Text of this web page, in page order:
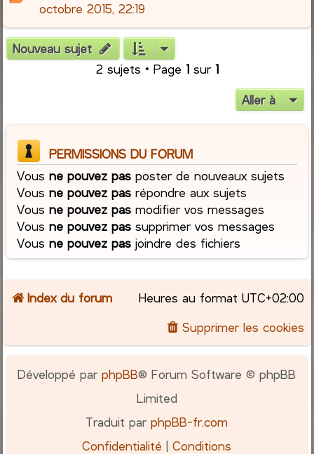
octobre 2015, 22:19
Nouveau sujet
2 sujets • Page 1sur 1
Aller à
PERMISSIONS DU FORUM
Vousne pouvez pas poster de nouveaux sujets
Vousne pouvez pas répondre aux sujets
Vousne pouvez pas modifier vos messages
Vousne pouvez pas supprimer vos messages
Vousne pouvez pas joindre des fichiers
Index du forum Heures au format UTC+02:00
Supprimer les cookies
Développé parphpBB® Forum Software © phpBB
Limited
Traduit parphpBB-fr.com
Confidentialité |Conditions